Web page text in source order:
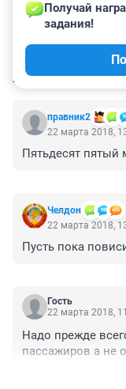
правник2
Получай
задания!
22 марта 2018,
Пятьдесят пятый
Челдон
22 марта 2018,
Пусть пока
Гость
22 марта 2018,
Надо прежде
пассажиров а не